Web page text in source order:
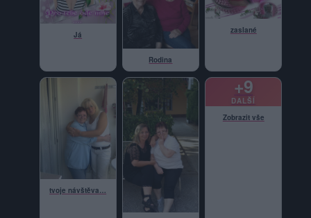
Já
Rodina
zaslané
tvoje návštěva…
+9
DALŠÍ
Zobrazit vše